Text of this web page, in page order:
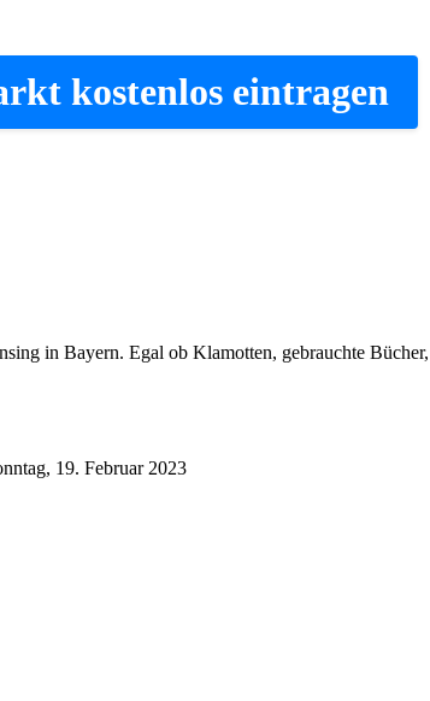
kostenlos eintragen
in Bayern. Egal ob Klamotten, gebrauchte
19. Februar 2023